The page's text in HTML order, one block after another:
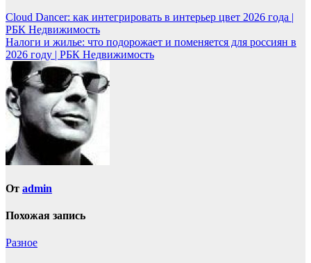
Навигация
по
записям
Cloud Dancer: как интегрировать в интерьер цвет 2026 года |
РБК Недвижимость
Налоги и жилье: что подорожает и поменяется для россиян в
2026 году | РБК Недвижимость
От admin
Похожая запись
Разное